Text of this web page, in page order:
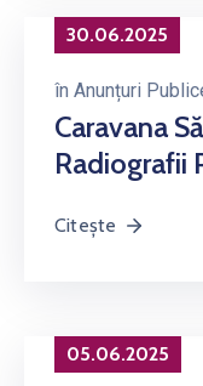
30.06.2025
în Anunțuri
Caravana
Radiografii
Citește
05.06.2025